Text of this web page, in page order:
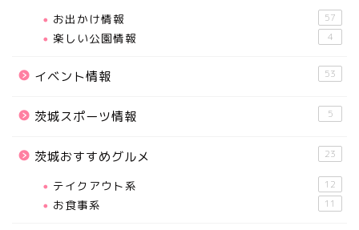
お出かけ情報 57
楽しい公園情報 4
イベント情報 53
茨城スポーツ情報 5
茨城おすすめグルメ 23
テイクアウト系 12
お食事系 11